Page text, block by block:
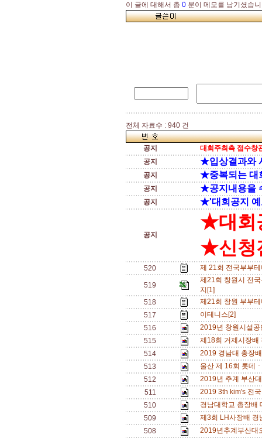
이 글에 대해서 총 0 분이 메모를 남기셨습
전체 자료수 : 940 건
공지
대회주최측 접수창
공지
★입상결과와
공지 ★중복되는 대
공지 ★공지내용을
공지 ★'대회공지 예
공지
★대회
★신청
520 제 21회 전국부부
519
제21회 창원시 전
지[1]
518
제21회 창원 부부
517
이테니스[2]
516
2019년 창원시설
515
제18회 거제시장
514
2019 경남대 총장
513
울산 제 16회 롯데
512
2019년 추계 부산
511
2019 3th kim's 전
510
경남대학교 총장배
509
제3회 LH사장배
508
2019년추계부산